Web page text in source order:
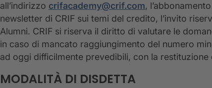
all’indirizzo crifacademy@crif.com,
newsletter di CRIF sui temi del credito, l’invito
Alumni. CRIF si riserva il diritto di valutare le
in caso di mancato raggiungimento del numero
ad oggi difficilmente prevedibili, con la
MODALITÀ DI DISDETTA